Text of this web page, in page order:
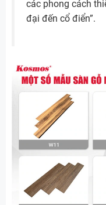
các phong cách
đại đến cổ điển”.